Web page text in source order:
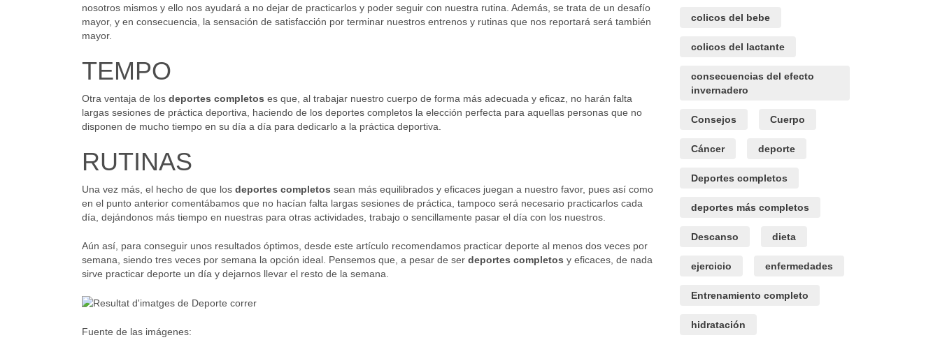
nosotros mismos y ello nos ayudará a no dejar de practicarlos y poder seguir con nuestra rutina. Además, se trata de un desafío
mayor, y en consecuencia, la sensación de satisfacción por terminar nuestros entrenos y rutinas que nos reportará será también
mayor.
TEMPO
Otra ventaja de los deportes completos es que, al trabajar nuestro cuerpo de forma más adecuada y eficaz, no harán falta
largas sesiones de práctica deportiva, haciendo de los deportes completos la elección perfecta para aquellas personas que no
disponen de mucho tiempo en su día a día para dedicarlo a la práctica deportiva.
RUTINAS
Una vez más, el hecho de que los deportes completos sean más equilibrados y eficaces juegan a nuestro favor, pues así como
en el punto anterior comentábamos que no hacían falta largas sesiones de práctica, tampoco será necesario practicarlos cada
día, dejándonos más tiempo en nuestras para otras actividades, trabajo o sencillamente pasar el día con los nuestros.
Aún así, para conseguir unos resultados óptimos, desde este artículo recomendamos practicar deporte al menos dos veces por
semana, siendo tres veces por semana la opción ideal. Pensemos que, a pesar de ser deportes completos y eficaces, de nada
sirve practicar deporte un día y dejarnos llevar el resto de la semana.
Fuente de las imágenes:
colicos del bebe
colicos del lactante
consecuencias del efecto
invernadero
Consejos Cuerpo
Cáncer deporte
Deportes completos
deportes más completos
Descanso dieta
ejercicio enfermedades
Entrenamiento completo
hidratación